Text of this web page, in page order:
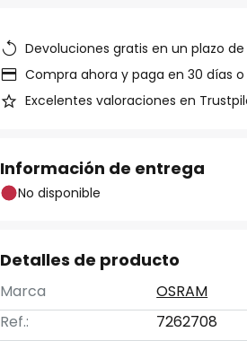
Devoluciones gratis en un plazo de
Compra ahora y paga en 30 días
Excelentes valoraciones en
Información de entrega
No disponible
Detalles de producto
Marca
OSRAM
Ref.:
7262708